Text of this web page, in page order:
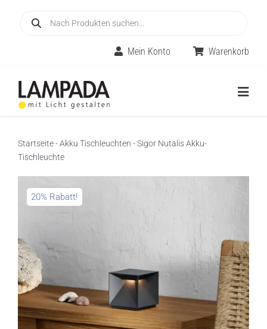
search
Mein Konto Warenkorb
Innenleuchten
Räume
Außenleuchten
Referenzen
Startseite-Akku Tischleuchten -Sigor Nutalis Akku-
Tischleuchte
20% Rabatt!